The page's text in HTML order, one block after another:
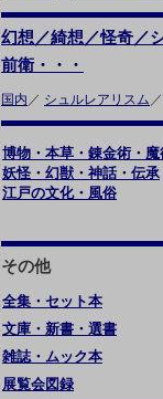
幻想／綺想／怪奇／
前衛・・・
国内 ／ シュルレアリスム ／
博物・本草・錬金術・
妖怪・幻獣・神話・伝承
江戸の文化・風俗
その他
全集・セット本
文庫・新書・選書
雑誌・ムック本
展覧会図録